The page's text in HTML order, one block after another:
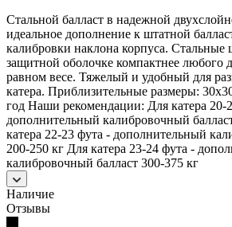
Стальной балласт в надежной
идеальное дополнение к штатной
калибровки наклона корпуса.
защитной оболочке компактнее любого
равном весе. Тяжелый и удобный для
катера. Приблизительные размеры:
год Наши рекомендации: Для катера 20-
дополнительный калибровочный
катера 22-23 фута - дополнительный
200-250 кг Для катера 23-24 фута -
калибровочный балласт 300-375 кг
Наличие
Отзывы